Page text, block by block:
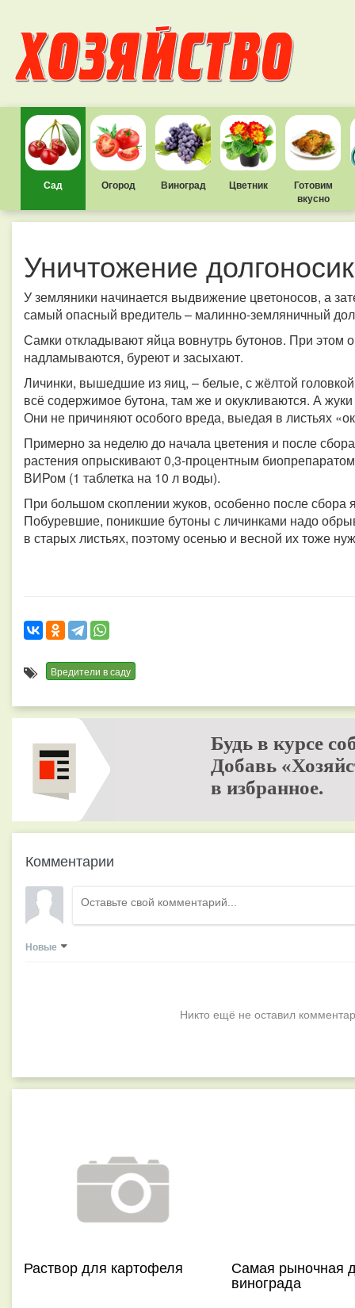
Сад Огород Виноград Цветник
Готовим
вкусно
Уничтожение
У земляники начинается выдвижение цветоносов, а
самый опасный вредитель – малинно-земляничный
Самки откладывают яйца вовнутрь бутонов. При этом
надламываются, буреют и засыхают.
Личинки, вышедшие из яиц, – белые, с жёлтой
всё содержимое бутона, там же и окукливаются. А
Они не причиняют особого вреда, выедая в листьях
Примерно за неделю до начала цветения и после
растения опрыскивают 0,3-процентным
ВИРом (1 таблетка на 10 л воды).
При большом скоплении жуков, особенно после сбора
Побуревшие, поникшие бутоны с личинками надо
в старых листьях, поэтому осенью и весной их тоже
Вредители в саду
Будь в курсе
Добавь
в избранное.
Комментарии
Новые
Никто ещё не оставил
Раствор для картофеля Самая рыночная
винограда